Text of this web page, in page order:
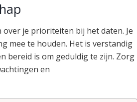
je prioriteiten bij het daten. Je
mee te houden. Het is verstandig
bereid is om geduldig te zijn. Zorg
en